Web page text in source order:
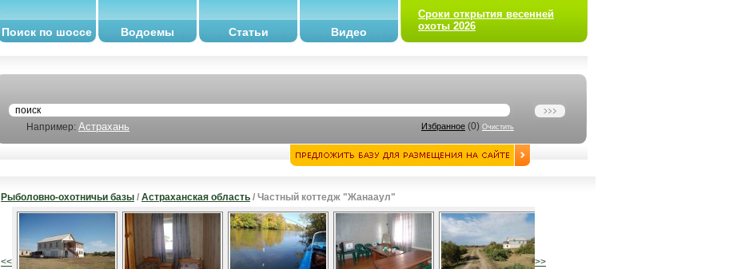
Поиск по шоссе Водоемы Статьи Видео
Сроки открытия весенней
охоты 2026
Например: Астрахань Избранное (0) Очистить
Рыболовно-охотничьи базы / Астраханская область / Частный коттедж "Жанааул"
<< >>